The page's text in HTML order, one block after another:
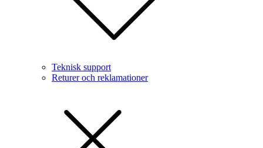
Teknisk support
Returer och reklamationer